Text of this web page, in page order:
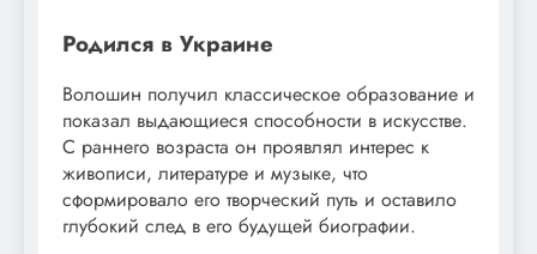
Родился в Украине
Волошин получил классическое образование и
показал выдающиеся способности в искусстве.
С раннего возраста он проявлял интерес к
живописи, литературе и музыке, что
сформировало его творческий путь и оставило
глубокий след в его будущей биографии.